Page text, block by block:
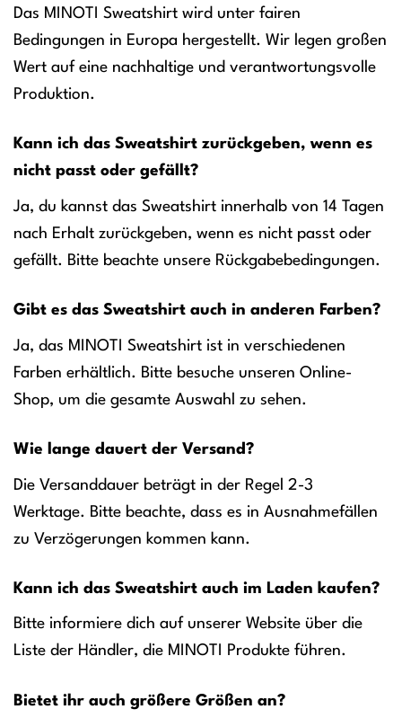
Das MINOTI Sweatshirt wird unter fairen
Bedingungen in Europa hergestellt. Wir legen großen
Wert auf eine nachhaltige und verantwortungsvolle
Produktion.
Kann ich das Sweatshirt zurückgeben, wenn es
nicht passt oder gefällt?
Ja, du kannst das Sweatshirt innerhalb von 14 Tagen
nach Erhalt zurückgeben, wenn es nicht passt oder
gefällt. Bitte beachte unsere Rückgabebedingungen.
Gibt es das Sweatshirt auch in anderen Farben?
Ja, das MINOTI Sweatshirt ist in verschiedenen
Farben erhältlich. Bitte besuche unseren Online-
Shop, um die gesamte Auswahl zu sehen.
Wie lange dauert der Versand?
Die Versanddauer beträgt in der Regel 2-3
Werktage. Bitte beachte, dass es in Ausnahmefällen
zu Verzögerungen kommen kann.
Kann ich das Sweatshirt auch im Laden kaufen?
Bitte informiere dich auf unserer Website über die
Liste der Händler, die MINOTI Produkte führen.
Bietet ihr auch größere Größen an?